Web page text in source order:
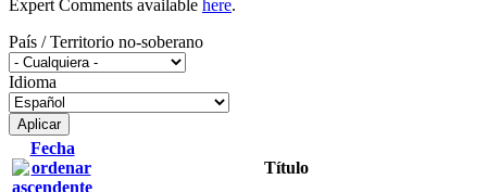
Expert Comments available here.
País / Territorio no-soberano
Idioma
Fecha
Título